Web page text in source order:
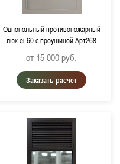
Однопольный противопожарный
люк ei-60 с проушиной Арт268
от 15 000 руб.
Заказать расчет